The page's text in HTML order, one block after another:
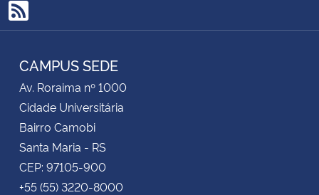
RSS
CAMPUS SEDE
Av. Roraima nº 1000
Cidade Universitária
Bairro Camobi
Santa Maria - RS
CEP: 97105-900
+55 (55) 3220-8000